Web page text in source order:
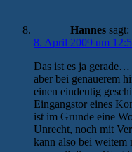
Hannes sagt:
8. April 2009 um
Das ist es ja
aber bei genauerem
einen eindeutig
Eingangstor eines
ist im Grunde eine
Unrecht, noch mit
kann also bei weitem